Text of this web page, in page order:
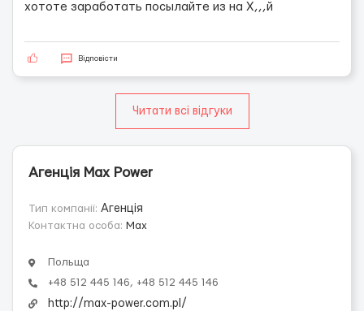
хототе заработать посылайте из на Х,,,й
Відповісти
Читати всі відгуки
Агенція Max Power
Тип компанії: Агенція
Контактна особа: Max
Польща
+48 512 445 146, +48 512 445 146
http://max-power.com.pl/